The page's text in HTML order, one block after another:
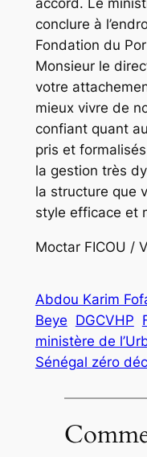
accord. Le
conclure à
Fondation du
Monsieur le
votre
mieux vivre de
confiant quant
pris et
la gestion très
la structure que
style efficace et
Moctar FICOU /
Abdou Karim
Beye DGCVHP
ministère de
Sénégal zéro